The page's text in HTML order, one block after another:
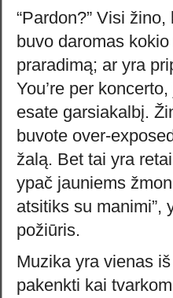
“Pardon?” Visi
buvo daromas
praradimą; ar yra
You’re per
esate garsiakalbį.
buvote over-
žalą. Bet tai yra
ypač jauniems
atsitiks su manimi”,
požiūris.
Muzika yra vienas
pakenkti kai